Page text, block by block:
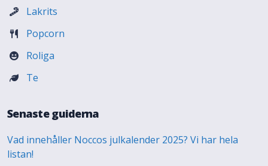
Lakrits
Popcorn
Roliga
Te
Senaste guiderna
Vad innehåller Noccos julkalender 2025? Vi har hela
listan!